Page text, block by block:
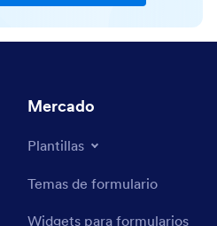
Mercado
Plantillas
Temas de formulario
Widgets para formularios